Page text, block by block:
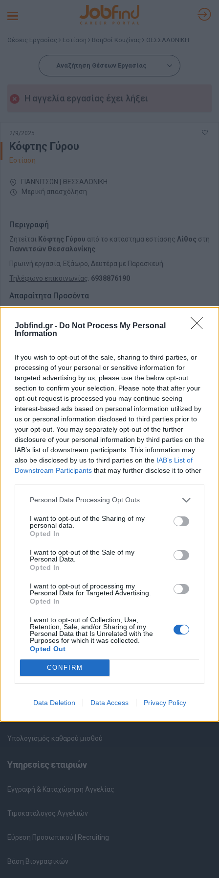
Jobfind.gr - Do Not Process My Personal
Information
If you wish to opt-out of the sale, sharing to third parties, or
processing of your personal or sensitive information for
targeted advertising by us, please use the below opt-out
section to confirm your selection. Please note that after your
opt-out request is processed you may continue seeing
interest-based ads based on personal information utilized by
us or personal information disclosed to third parties prior to
your opt-out. You may separately opt-out of the further
disclosure of your personal information by third parties on the
IAB’s list of downstream participants. This information may
also be disclosed by us to third parties on the IAB’s List of
Downstream Participants that may further disclose it to other
Personal Data Processing Opt Outs
I want to opt-out of the Sharing of my
personal data.
Opted In
I want to opt-out of the Sale of my
Personal Data.
Opted In
I want to opt-out of processing my
Personal Data for Targeted Advertising.
Opted In
I want to opt-out of Collection, Use,
Retention, Sale, and/or Sharing of my
Personal Data that Is Unrelated with the
Purposes for which it was collected.
Opted Out
CONFIRM
Data Deletion Data Access Privacy Policy
Toggle
Θέσεις Εργασίας Εστίαση Βοηθοί Κουζίνας ΘΕΣΣΑΛΟΝΙΚΗ
Αναζήτηση Θέσεων Εργασίας
Η αγγελία εργασίας έχει λήξει
2/9/2025
Κόφτης Γύρου
Εστίαση
ΓΙΑΝΝΙΤΣΩΝ | ΘΕΣΣΑΛΟΝΙΚΗ
Μερική απασχόληση
Περιγραφή
Ζητείται Κόφτης Γύρου από το κατάστημα εστίασης Λίθος στη
Γιαννιτσών Θεσσαλονίκης
Πρωινή εργασία, Εξάωρο, Δευτέρα με Παρασκευή.
Τηλέφωνο επικοινωνίας: 6938876190
Απαραίτητα Προσόντα
Προϋπηρεσία
Θέσεις εργασίας
Θέσεις Εργασίας ανά Ειδικότητα
Κέντρο Βοήθειας
Υπηρεσίες υποψηφίων
Συμβουλές Καριέρας
Υπολογισμός καθαρού μισθού
Υπηρεσίες εταιριών
Εγγραφή & Καταχώρηση Αγγελίας
Τιμοκατάλογος Αγγελιών
Εύρεση Προσωπικού | Recruiting
Βάση Βιογραφικών